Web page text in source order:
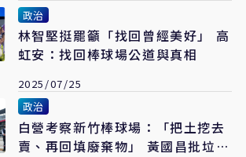
政治
林智堅挺罷籲「找回曾經美好」 高
虹安：找回棒球場公道與真相
2025/07/25
政治
白營考察新竹棒球場：「把土挖去
賣、再回填廢棄物」 黃國昌批垃圾